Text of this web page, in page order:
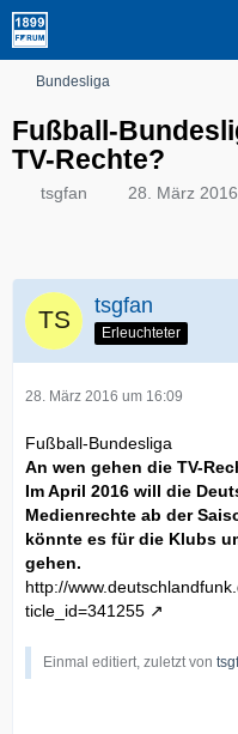
Bundesliga
Fußball-
TV-Rechte?
tsgfan 28. März
tsgfan
Erleuchteter
28. März 2016 um 16:09
Fußball-Bundesliga
An wen gehen die TV-
Im April 2016 will die
Medienrechte ab der
könnte es für die Klubs
gehen.
http://
ticle_id=341255
Einmal editiert, zuletzt von